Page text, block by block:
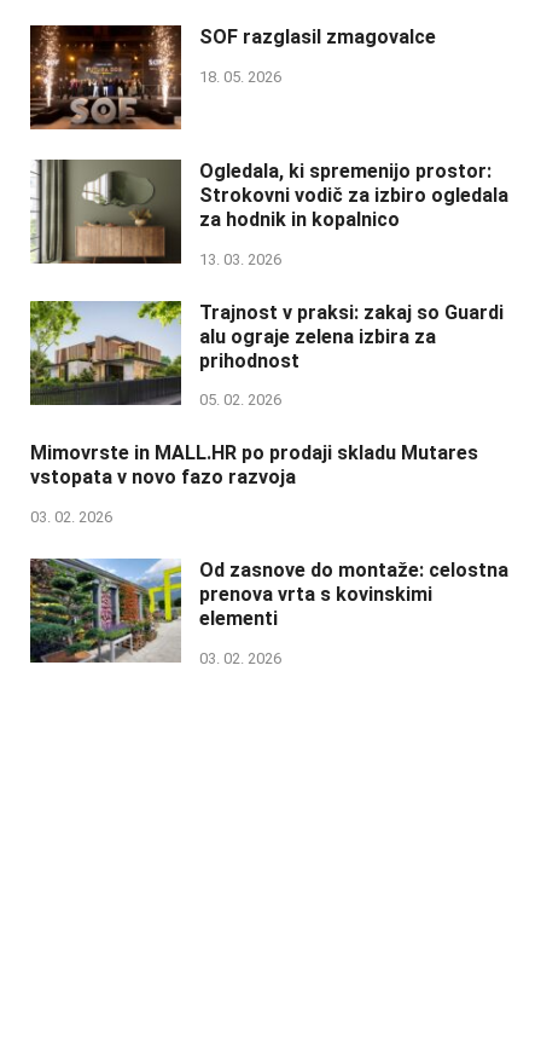
SOF razglasil zmagovalce
18. 05. 2026
Ogledala, ki spremenijo prostor:
Strokovni vodič za izbiro ogledala
za hodnik in kopalnico
13. 03. 2026
Trajnost v praksi: zakaj so Guardi
alu ograje zelena izbira za
prihodnost
05. 02. 2026
Mimovrste in MALL.HR po prodaji skladu Mutares
vstopata v novo fazo razvoja
03. 02. 2026
Od zasnove do montaže: celostna
prenova vrta s kovinskimi
elementi
03. 02. 2026